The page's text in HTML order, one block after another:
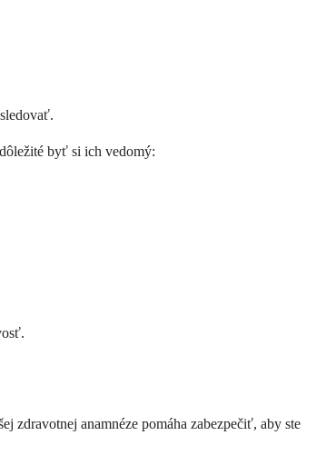
byť si ich vedomý:
anamnéze pomáha zabezpečiť, aby ste